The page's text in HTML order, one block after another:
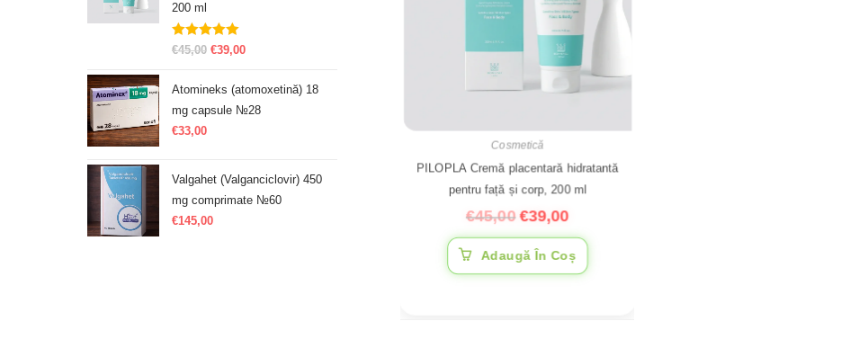
Cosmetică
PILOPLA Cremă placentară hidratantă
pentru față și corp, 200 ml
€45,00 €39,00
Adaugă În Coș
200 ml
Evaluat la
€45,00 €39,00
Atomineks (atomoxetină) 18
mg capsule №28
€33,00
Valgahet (Valganciclovir) 450
mg comprimate №60
€145,00